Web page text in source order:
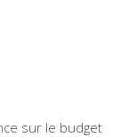
sur le budget